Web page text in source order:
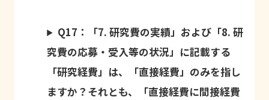
Q17：「7. 研究費の実績」および「8. 研
究費の応募・受入等の状況」に記載する
「研究経費」は、「直接経費」のみを指し
ますか？それとも、「直接経費に間接経費